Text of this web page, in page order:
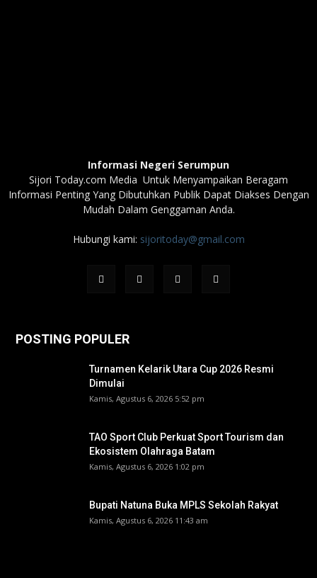
Informasi Negeri Serumpun
Sijori Today.com Media Untuk Menyampaikan Beragam
Informasi Penting Yang Dibutuhkan Publik Dapat Diakses Dengan
Mudah Dalam Genggaman Anda.
Hubungi kami: sijoritoday@gmail.com
POSTING POPULER
Turnamen Kelarik Utara Cup 2026 Resmi
Dimulai
Kamis, Agustus 6, 2026 5:52 pm
TAO Sport Club Perkuat Sport Tourism dan
Ekosistem Olahraga Batam
Kamis, Agustus 6, 2026 1:02 pm
Bupati Natuna Buka MPLS Sekolah Rakyat
Kamis, Agustus 6, 2026 11:43 am